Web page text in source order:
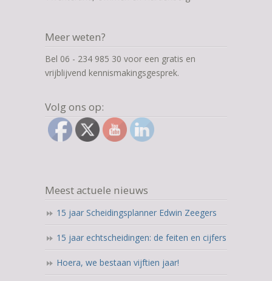
Meer weten?
Bel 06 - 234 985 30 voor een gratis en
vrijblijvend kennismakingsgesprek.
Volg ons op:
Meest actuele nieuws
15 jaar Scheidingsplanner Edwin Zeegers
15 jaar echtscheidingen: de feiten en cijfers
Hoera, we bestaan vijftien jaar!